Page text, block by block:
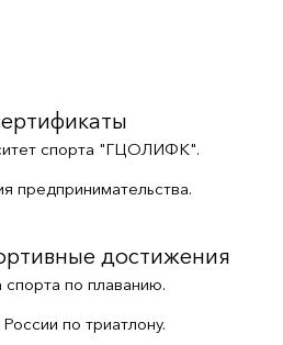
спорта "ГЦОЛИФК".
предпринимательства.
достижения
по плаванию.
по триатлону.